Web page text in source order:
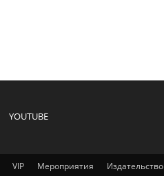
YOUTUBE
VIP Мероприятия Издательство